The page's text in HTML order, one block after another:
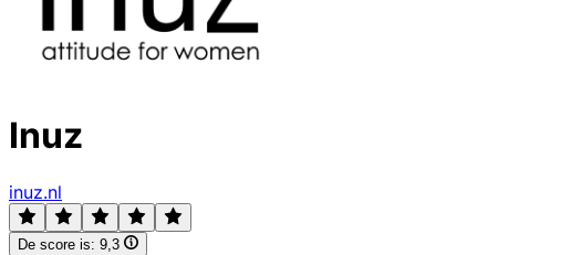
Inuz
inuz.nl
De score is: 9,3